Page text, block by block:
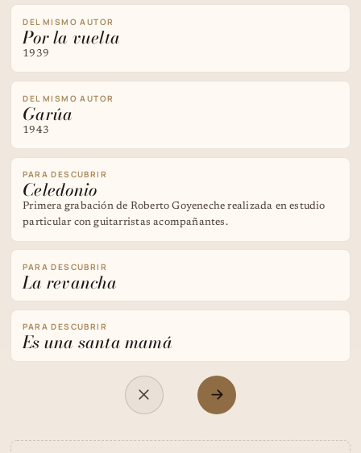
DEL MISMO AUTOR
Por la vuelta
1939
DEL MISMO AUTOR
Garúa
1943
PARA DESCUBRIR
Celedonio
Primera grabación de Roberto Goyeneche realizada en estudio
particular con guitarristas acompañantes.
PARA DESCUBRIR
La revancha
PARA DESCUBRIR
Es una santa mamá